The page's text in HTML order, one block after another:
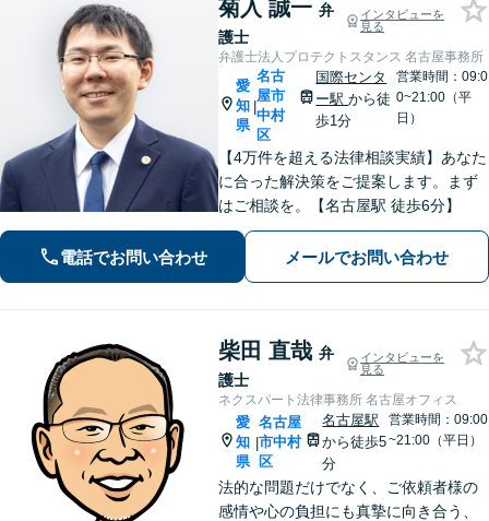
菊入 誠一 弁
護士
インタビューを
見る
弁護士法人プロテクトスタンス 名古屋事務所
愛
知
県
|
名古
屋市
中村
区
国際センタ
ー駅から徒
歩1分
営業時間：09:0
0~21:00（平
日）
【4万件を超える法律相談実績】あなた
に合った解決策をご提案します。まず
はご相談を。【名古屋駅 徒歩6分】
電話でお問い合わせ メールでお問い合わせ
柴田 直哉 弁
護士
インタビューを
見る
ネクスパート法律事務所 名古屋オフィス
愛
知
県
|
名古屋
市中村
区
名古屋駅
から徒歩5
分
営業時間：09:00
~21:00（平日）
法的な問題だけでなく、ご依頼者様の
感情や心の負担にも真摯に向き合う、